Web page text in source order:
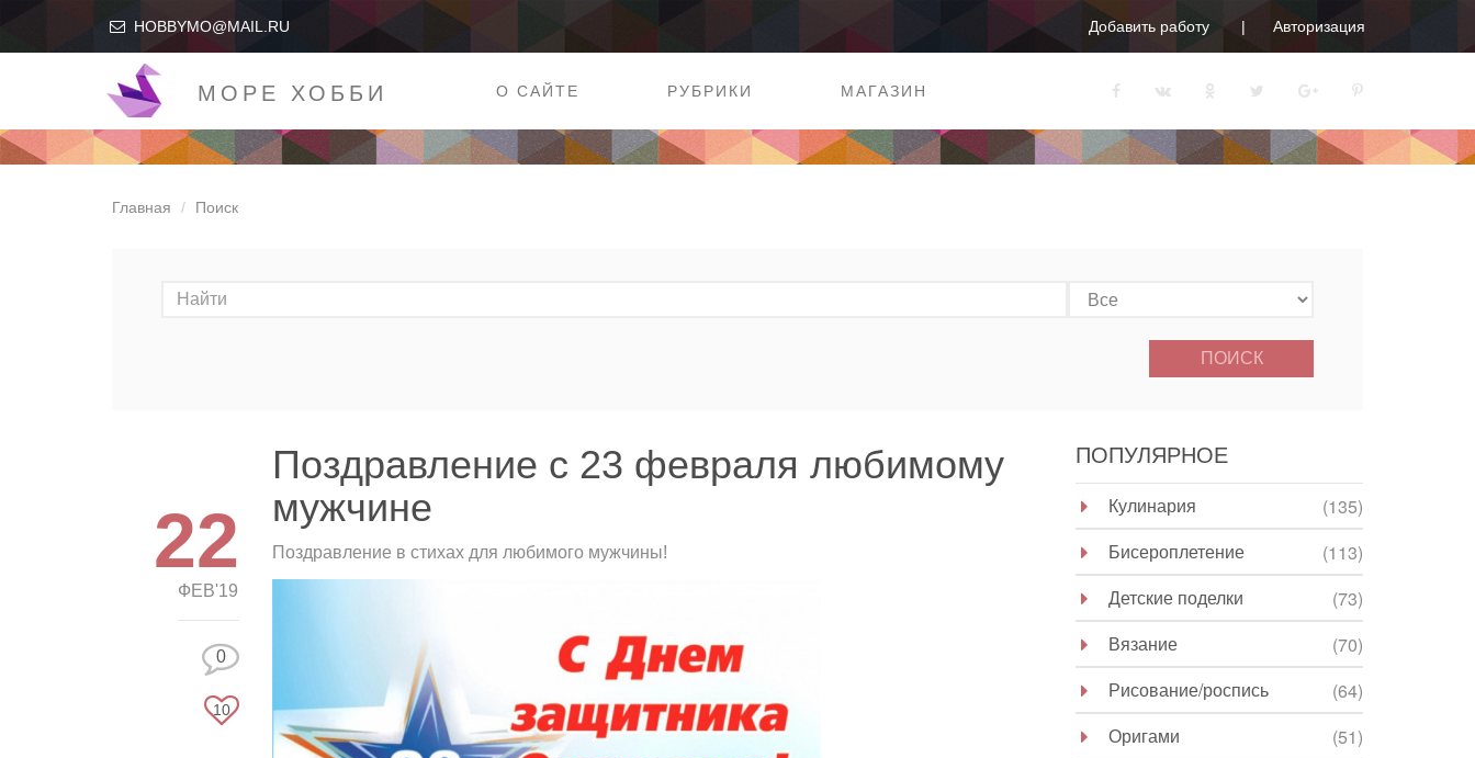
HOBBYMO@MAIL.RU Добавить работу Авторизация
МОРЕ ХОББИ О САЙТЕ РУБРИКИ МАГАЗИН
Главная Поиск
ПОИСК
22
ФЕВ'19
0
10
Поздравление с 23 февраля любимому
мужчине
Поздравление в стихах для любимого мужчины!
ПОПУЛЯРНОЕ
Кулинария
(135)
Бисероплетение
(113)
Детские поделки
(73)
Вязание
(70)
Рисование/роспись
(64)
Оригами
(51)